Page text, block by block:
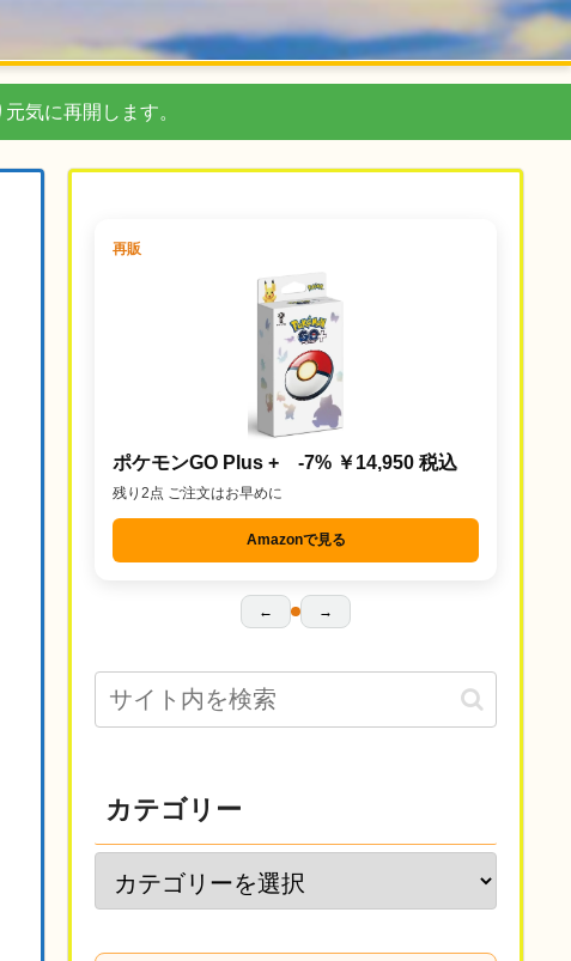
気に再開します。
再販
ポケモンGO Plus + -7% ￥14,950 税込
残り2点 ご注文はお早めに
Amazonで見る
← →
カテゴリー